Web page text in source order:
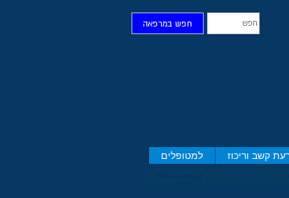
קשב וריכוז למטופלים
חפש במרפאה